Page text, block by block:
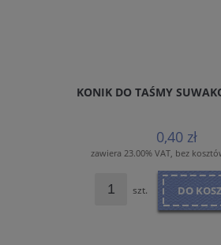
KONIK DO TAŚMY
0,40 zł
zawiera 23.00% VAT, bez
szt. DO